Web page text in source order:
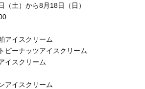
（土）から8月18日（日）
アイスクリーム
ピーナッツアイスクリーム
イスクリーム
アイスクリーム